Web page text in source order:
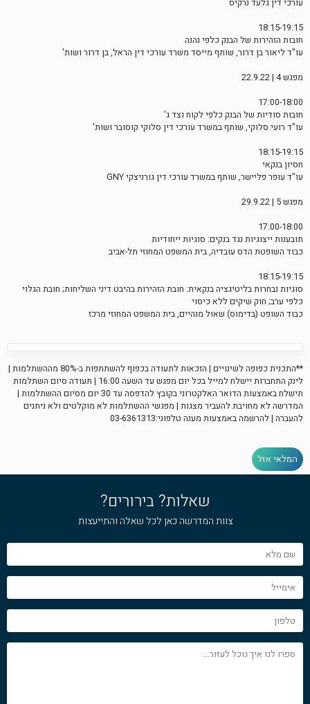
עורכי דין גלעד נרקיס
18:15-19:15
חובות הזהירות של הבנק כלפי נהנה
עו"ד ליאור בן דרור, שותף מייסד משרד עורכי דין הראל, בן דרור ושות'
מפגש 4 | 22.9.22
17:00-18:00
חובות סודיות של הבנק כלפי לקוח וצד ג'
עו"ד רועי סלוקי, שותף במשרד עורכי דין סלוקי קוסובר ושות'
18:15-19:15
חסיון בנקאי
עו"ד עופר פליישר, שותף במשרד עורכי דין גורניצקי GNY
מפגש 5 | 29.9.22
17:00-18:00
תובענות ייצוגיות נגד בנקים: סוגיות ייחודיות
כבוד השופטת הדס עובדיה, בית המשפט המחוזי תל-אביב
18:15-19:15
סוגיות נבחרות בליטיגציה בנקאית: חובת הזהירות בהיבט דיני השליחות; חובת הגלוי
כלפי ערב; חוק שיקים ללא כיסוי
כבוד השופט (בדימוס) שאול מנהיים, בית המשפט המחוזי מרכז
**התכנית כפופה לשינויים | הזכאות לתעודה בכפוף להשתתפות ב-80% מההשתלמות |
לינק התחברות יישלח למייל בכל יום מפגש עד השעה 16:00 | תעודה סיום השתלמות
תישלח באמצעות הדואר האלקטרוני בקובץ להדפסה עד 30 יום מסיום ההשתלמות |
המדרשה לא מחויבת להעביר מצגות | מפגשי ההשתלמות לא מוקלטים ולא ניתנים
להעברה | להרשמה באמצעות מענה טלפוני:03-6361313
המלאי אזל
שאלות? בירורים?
צוות המדרשה כאן לכל שאלה והתייעצות
שם
מלא
אימייל
טלפון
ספרו